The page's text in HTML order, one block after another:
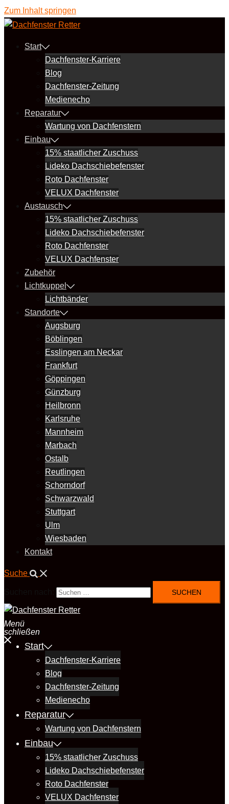
Zum Inhalt springen
Start
Dachfenster-Karriere
Blog
Dachfenster-Zeitung
Medienecho
Reparatur
Wartung von Dachfenstern
Einbau
15% staatlicher Zuschuss
Lideko Dachschiebefenster
Roto Dachfenster
VELUX Dachfenster
Austausch
15% staatlicher Zuschuss
Lideko Dachschiebefenster
Roto Dachfenster
VELUX Dachfenster
Zubehör
Lichtkuppel
Lichtbänder
Standorte
Augsburg
Böblingen
Esslingen am Neckar
Frankfurt
Göppingen
Günzburg
Heilbronn
Karlsruhe
Mannheim
Marbach
Ostalb
Reutlingen
Schorndorf
Schwarzwald
Stuttgart
Ulm
Wiesbaden
Kontakt
Suche
Menü
schließen
Start
Dachfenster-Karriere
Blog
Dachfenster-Zeitung
Medienecho
Reparatur
Wartung von Dachfenstern
Einbau
15% staatlicher Zuschuss
Lideko Dachschiebefenster
Roto Dachfenster
VELUX Dachfenster